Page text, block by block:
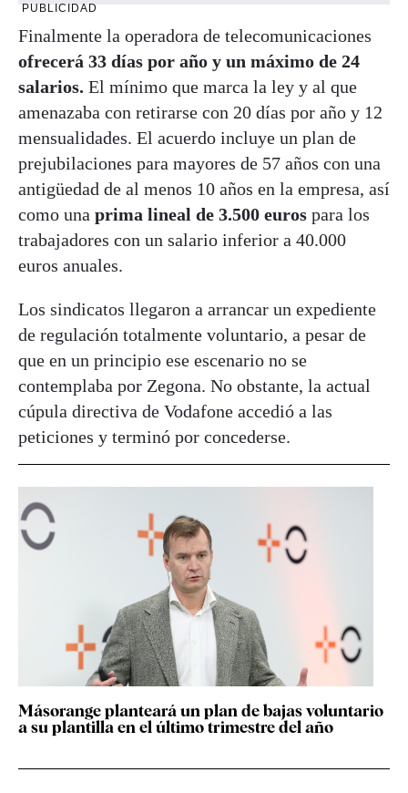
PUBLICIDAD
Finalmente la operadora de telecomunicaciones
ofrecerá 33 días por año y un máximo de 24
salarios. El mínimo que marca la ley y al que
amenazaba con retirarse con 20 días por año y 12
mensualidades. El acuerdo incluye un plan de
prejubilaciones para mayores de 57 años con una
antigüedad de al menos 10 años en la empresa, así
como una prima lineal de 3.500 euros para los
trabajadores con un salario inferior a 40.000
euros anuales.
Los sindicatos llegaron a arrancar un expediente
de regulación totalmente voluntario, a pesar de
que en un principio ese escenario no se
contemplaba por Zegona. No obstante, la actual
cúpula directiva de Vodafone accedió a las
peticiones y terminó por concederse.
Másorange planteará un plan de bajas voluntario
a su plantilla en el último trimestre del año